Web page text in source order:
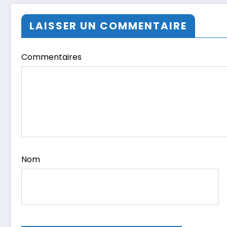
LAISSER UN COMMENTAIRE
Commentaires
Nom